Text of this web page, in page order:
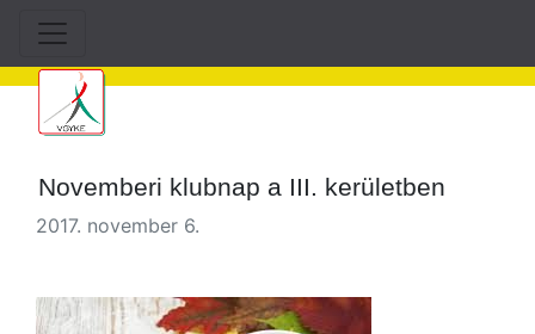
Novemberi klubnap a III. kerületben
2017. november 6.